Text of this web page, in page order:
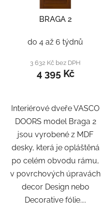
BRAGA 2
do 4 až 6 týdnů
3 632 Kč bez DPH
4 395 Kč
Interiérové dveře VASCO
DOORS model Braga 2
jsou vyrobené z MDF
desky, která je opláštěná
po celém obvodu rámu,
v povrchových úpravách
decor Design nebo
Decorative fólie....